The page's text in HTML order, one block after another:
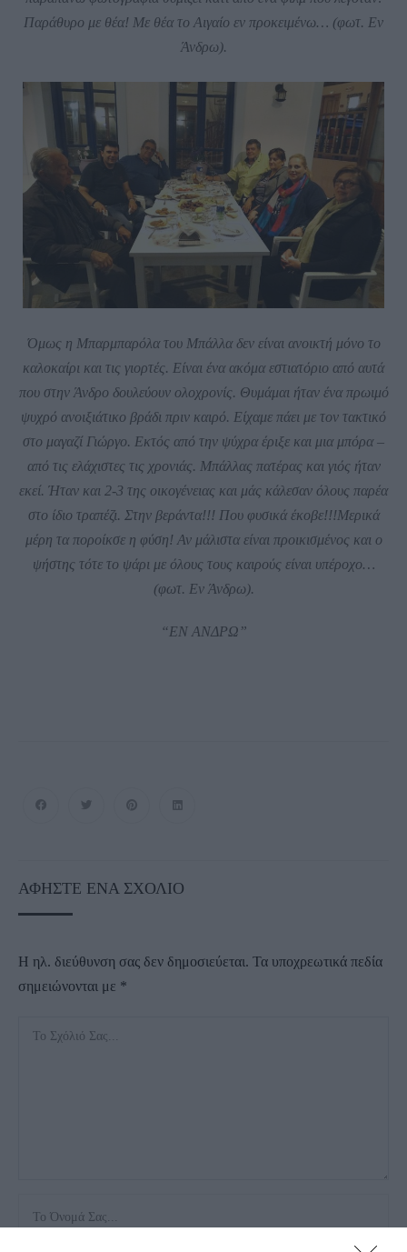
Παράθυρο με θέα! Με θέα το Αιγαίο εν προκειμένω… (φωτ. Εν
Άνδρω).
Όμως η Μπαρμπαρόλα του Μπάλλα δεν είναι ανοικτή μόνο το
καλοκαίρι και τις γιορτές. Είναι ένα ακόμα εστιατόριο από αυτά
που στην Άνδρο δουλεύουν ολοχρονίς. Θυμάμαι ήταν ένα πρωιμό
ψυχρό ανοιξιάτικο βράδι πριν καιρό. Είχαμε πάει με τον τακτικό
στο μαγαζί Γιώργο. Εκτός από την ψύχρα έριξε και μια μπόρα –
από τις ελάχιστες τις χρονιάς. Μπάλλας πατέρας και γιός ήταν
εκεί. Ήταν και 2-3 της οικογένειας και μάς κάλεσαν όλους παρέα
στο ίδιο τραπέζι. Στην βεράντα!!! Που φυσικά έκοβε!!!Μερικά
μέρη τα ποροίκσε η φύση! Αν μάλιστα είναι προικισμένος και ο
ψήστης τότε το ψάρι με όλους τους καιρούς είναι υπέροχο…
(φωτ. Εν Άνδρω).
“ΕΝ ΑΝΔΡΩ”
ΑΦΉΣΤΕ ΈΝΑ ΣΧΌΛΙΟ
Η ηλ. διεύθυνση σας δεν δημοσιεύεται. Τα υποχρεωτικά πεδία
σημειώνονται με *